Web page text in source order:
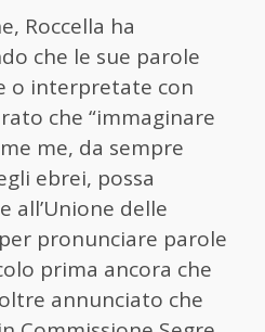
Roccella ha
che le sue parole
o interpretate con
che “immaginare
me, da sempre
ebrei, possa
all’Unione delle
pronunciare parole
prima ancora che
annunciato che